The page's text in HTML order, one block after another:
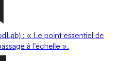
: « Le point essentiel de
à l’échelle ».